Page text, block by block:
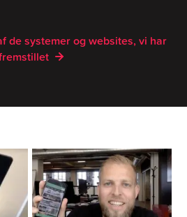
de systemer og websites, vi har